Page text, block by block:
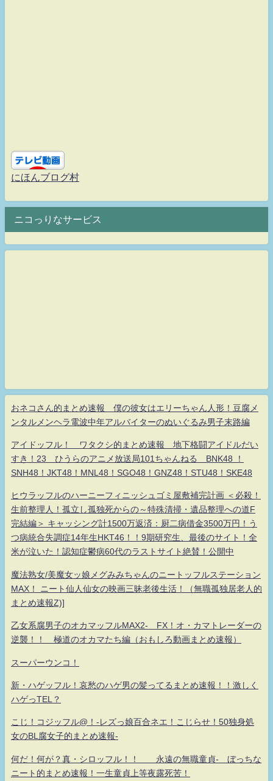
にほんブログ村
ニコっりなサービス
おネコさん的まとめ速報 僕の彼女はエリーちゃん人形！豆腐メ
ンタルメンヘラ電波中年アルバイターのぬいぐるみ男子末路編
アイドッフル！ ワタクシ的まとめ速報 地下格闘アイドルだい
すき！23 ひうらのアニメ放送局101ちゃんねる BNK48 ！
SNH48！JKT48！MNL48！SGO48！GNZ48！STU48！SKE48
ヒウラッフルのハーニーフィニッシュゴミ屋敷補完計画 ＜必殺！
生前整理人！孤立し孤独死からの～特殊清掃・遺品整理への道F
完結編＞ キャッシング計1500万返済：厨二病借金3500万円！う
つ病統合失調症14年生HKT46！！9期研究生、最後のサイト！全
米が泣いた！認知症鬱病60代のラストサイト絶賛！公開中
魔法熟女/美魔女ッ娘メグみみちゃんのニートッフルステーション
MAX！ ニート仙人仙女の映画三昧老後生活！（無職孤独居老人的
まとめ速報Z)]
乙女系腐男子のオカマッフルMAX2- FX！オ・カマトレーダーの
逆襲！！ 極道のオカマたち編（おもしろ動画まとめ速報）
スーパーウンコ！
新・ハゲッフル！哀愁のハゲ男の髪ってるまとめ速報！！激しく
ハゲっTEL？
こじ！コジッフル@！-レズっ娘百合ネエ！こじらせ！50独身処
女のBL腐女子的まとめ速報-
何だ！何が？真・シロッフル！！ 永遠の無職童貞- ぼっちな
ニート的まとめ速報！一生童貞上等夜露死苦！